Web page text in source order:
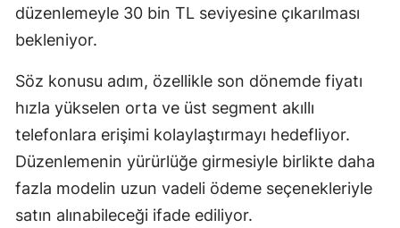
düzenlemeyle 30 bin TL seviyesine çıkarılması
bekleniyor.
Söz konusu adım, özellikle son dönemde fiyatı
hızla yükselen orta ve üst segment akıllı
telefonlara erişimi kolaylaştırmayı hedefliyor.
Düzenlemenin yürürlüğe girmesiyle birlikte daha
fazla modelin uzun vadeli ödeme seçenekleriyle
satın alınabileceği ifade ediliyor.